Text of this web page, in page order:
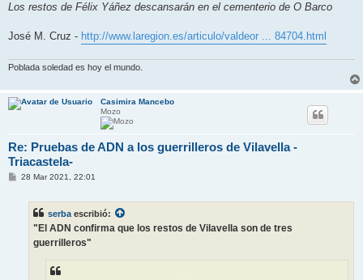
n
j
Los restos de Félix Yáñez descansarán en el cementerio de O Barco
José M. Cruz - http://www.laregion.es/articulo/valdeor ... 84704.html
Poblada soledad es hoy el mundo.
Casimira Mancebo
Mozo
Re: Pruebas de ADN a los guerrilleros de Vilavella -
Triacastela-
M28 Mar 2021, 22:01
serba escribió:
"El ADN confirma que los restos de Vilavella son de tres
guerrilleros"